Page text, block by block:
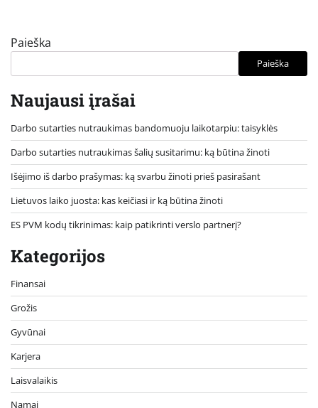
Paieška
Paieška
Naujausi įrašai
Darbo sutarties nutraukimas bandomuoju laikotarpiu: taisyklės
Darbo sutarties nutraukimas šalių susitarimu: ką būtina žinoti
Išėjimo iš darbo prašymas: ką svarbu žinoti prieš pasirašant
Lietuvos laiko juosta: kas keičiasi ir ką būtina žinoti
ES PVM kodų tikrinimas: kaip patikrinti verslo partnerį?
Kategorijos
Finansai
Grožis
Gyvūnai
Karjera
Laisvalaikis
Namai